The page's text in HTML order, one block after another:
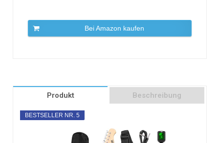
Bei Amazon kaufen
Produkt Beschreibung
BESTSELLER NR. 5